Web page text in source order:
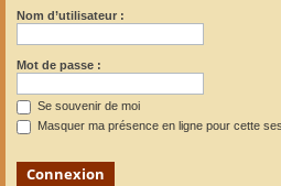
Nom d’utilisateur :
Mot de passe :
Se souvenir de moi
Masquer ma présence en ligne pour cette